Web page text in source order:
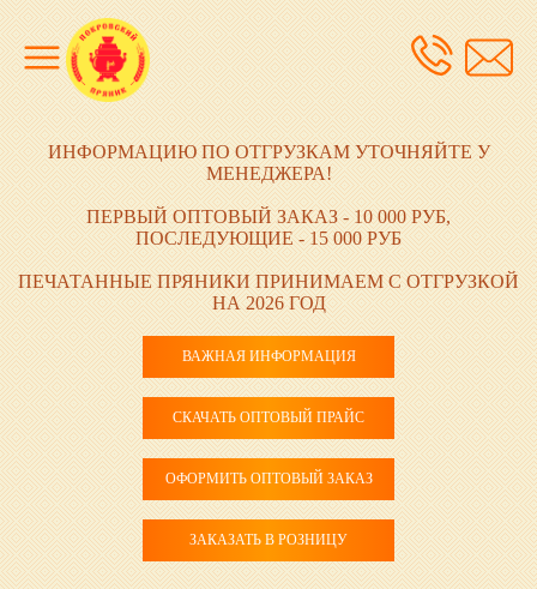
ИНФОРМАЦИЮ ПО ОТГРУЗКАМ УТОЧНЯЙТЕ У
МЕНЕДЖЕРА!
ПЕРВЫЙ ОПТОВЫЙ ЗАКАЗ - 10 000 РУБ,
ПОСЛЕДУЮЩИЕ - 15 000 РУБ
ПЕЧАТАННЫЕ ПРЯНИКИ ПРИНИМАЕМ С ОТГРУЗКОЙ
НА 2026 ГОД
ВАЖНАЯ ИНФОРМАЦИЯ
СКАЧАТЬ ОПТОВЫЙ ПРАЙС
ОФОРМИТЬ ОПТОВЫЙ ЗАКАЗ
ЗАКАЗАТЬ В РОЗНИЦУ